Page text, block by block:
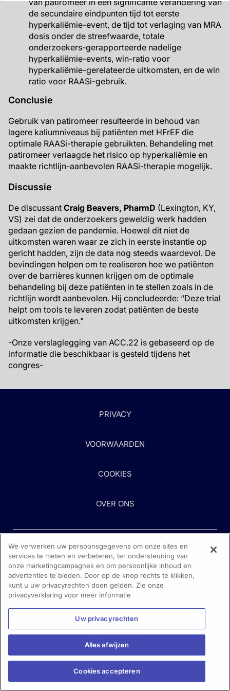
van patiromeer in een significante verandering van
de secundaire eindpunten tijd tot eerste
hyperkaliëmie-event, de tijd tot verlaging van MRA
dosis onder de streefwaarde, totale
onderzoekers-gerapporteerde nadelige
hyperkaliëmie-events, win-ratio voor
hyperkaliëmie-gerelateerde uitkomsten, en de win
ratio voor RAASi-gebruik.
Conclusie
Gebruik van patiromeer resulteerde in behoud van
lagere kaliumniveaus bij patiënten met HFrEF die
optimale RAASi-therapie gebruikten. Behandeling met
patiromeer verlaagde het risico op hyperkaliëmie en
maakte richtlijn-aanbevolen RAASi-therapie mogelijk.
Discussie
De discussant Craig Beavers, PharmD (Lexington, KY,
VS) zei dat de onderzoekers geweldig werk hadden
gedaan gezien de pandemie. Hoewel dit niet de
uitkomsten waren waar ze zich in eerste instantie op
gericht hadden, zijn de data nog steeds waardevol. De
bevindingen helpen om te realiseren hoe we patiënten
over de barrières kunnen krijgen om de optimale
behandeling bij deze patiënten in te stellen zoals in de
richtlijn wordt aanbevolen. Hij concludeerde: “Deze trial
helpt om tools te leveren zodat patiënten de beste
uitkomsten krijgen."
-Onze verslaglegging van ACC.22 is gebaseerd op de
informatie die beschikbaar is gesteld tijdens het
congres-
PRIVACY
VOORWAARDEN
COOKIES
OVER ONS
Heeft u hulp nodig?
Neem contact met ons op
REGISTREREN
We verwerken uw persoonsgegevens om onze sites en
services te meten en verbeteren, ter ondersteuning van
onze marketingcampagnes en om persoonlijke inhoud en
advertenties te bieden. Door op de knop rechts te klikken,
kunt u uw privacyrechten doen gelden. Zie onze
privacyverklaring voor meer informatie
Uw privacyrechten
Alles afwijzen
Cookies accepteren